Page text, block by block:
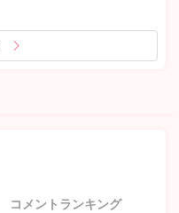
コメントランキング